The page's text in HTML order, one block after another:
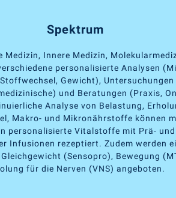
Spektrum
Medizin, Innere Medizin,
personalisierte Analysen
Gewicht), Untersuchungen
und Beratungen (Praxis,
Analyse von Belastung,
Makro- und Mikronährstoffe können
personalisierte Vitalstoffe mit Prä-
Infusionen rezeptiert. Zudem werden
(Sensopro), Bewegung
für die Nerven (VNS) angeboten.